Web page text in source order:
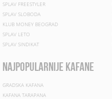
SPLAV FREESTYLER
SPLAV SLOBODA
KLUB MONEY BEOGRAD
SPLAV LETO
SPLAV SINDIKAT
najpopularnije kafane
GRADSKA KAFANA
KAFANA TARAPANA